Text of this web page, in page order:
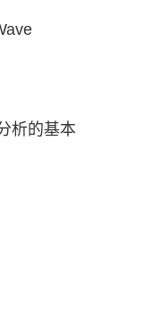
析的基本